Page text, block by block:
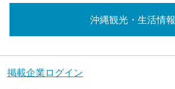
沖縄観光・生活情報
掲載企業ログイン